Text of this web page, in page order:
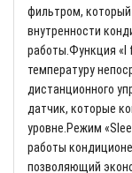
фильтром,
внутренности
работы.Функция «I
температуру
дистанционного
датчик, которые
уровне.Режим
работы
позволяющий